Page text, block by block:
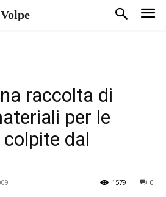
raccolta di
per le
dal
0
1579